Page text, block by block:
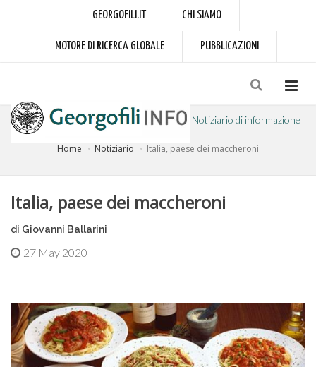
GEORGOFILI.IT CHI SIAMO
MOTORE DI RICERCA GLOBALE PUBBLICAZIONI
Notiziario di informazione
Home Notiziario Italia, paese dei maccheroni
Italia, paese dei maccheroni
di Giovanni Ballarini
27 May 2020